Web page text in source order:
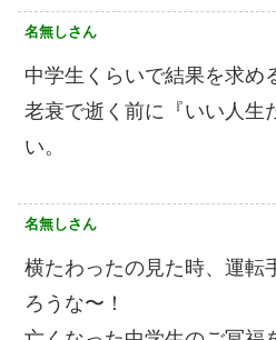
名無しさん
中学生くらいで結果を求め
老衰で逝く前に『いい人生
い。
名無しさん
横たわったの見た時、運転
ろうな〜！